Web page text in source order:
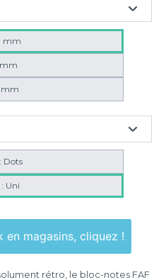
mm
mm
mm
Dots
Uni
Pour vérifier le stock en magasins, cliquez !
rétro, le bloc-notes FAF